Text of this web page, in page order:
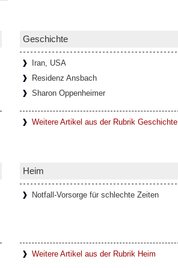
Geschichte
Iran, USA
Residenz Ansbach
Sharon Oppenheimer
Weitere Artikel aus der Rubrik Geschichte
Heim
Notfall-Vorsorge für schlechte Zeiten
Weitere Artikel aus der Rubrik Heim